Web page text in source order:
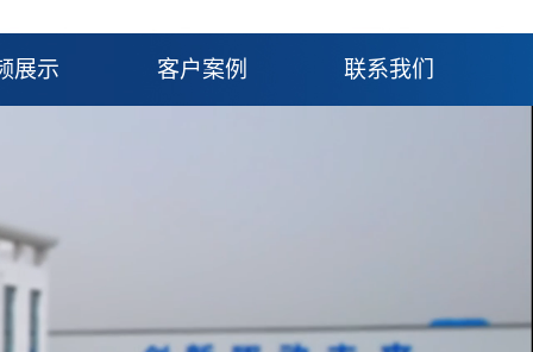
展示 客户案例 联系我们